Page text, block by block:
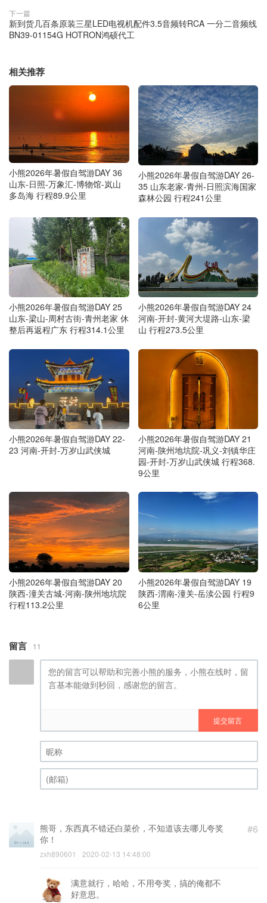
下一篇
新到货几百条原装三星LED电视机配件3.5音频转RCA 一分二音频线
BN39-01154G HOTRON鸿硕代工
相关推荐
小熊2026年暑假自驾游DAY 36
山东-日照-万象汇-博物馆-岚山
多岛海 行程89.9公里
小熊2026年暑假自驾游DAY 26-
35 山东老家-青州-日照滨海国家
森林公园 行程241公里
小熊2026年暑假自驾游DAY 25
山东-梁山-周村古街-青州老家 休
整后再返程广东 行程314.1公里
小熊2026年暑假自驾游DAY 24
河南-开封-黄河大堤路-山东-梁
山 行程273.5公里
小熊2026年暑假自驾游DAY 22-
23 河南-开封-万岁山武侠城
小熊2026年暑假自驾游DAY 21
河南-陕州地坑院-巩义-刘镇华庄
园-开封-万岁山武侠城 行程368.
9公里
小熊2026年暑假自驾游DAY 20
陕西-潼关古城-河南-陕州地坑院
行程113.2公里
小熊2026年暑假自驾游DAY 19
陕西-渭南-潼关-岳渎公园 行程9
6公里
留言 11
提交留言
昵称 (必填)
#6
熊哥，东西真不错还白菜价，不知道该去哪儿夸奖
你！
zxh890601 2020-02-13 14:48:00
满意就行，哈哈，不用夸奖，搞的俺都不
好意思。